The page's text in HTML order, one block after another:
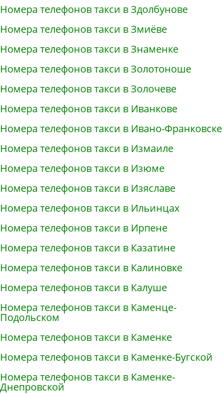
Номера телефонов такси в Здолбунове
Номера телефонов такси в Змиёве
Номера телефонов такси в Знаменке
Номера телефонов такси в Золотоноше
Номера телефонов такси в Золочеве
Номера телефонов такси в Иванкове
Номера телефонов такси в Ивано-Франковске
Номера телефонов такси в Измаиле
Номера телефонов такси в Изюме
Номера телефонов такси в Изяславе
Номера телефонов такси в Ильинцах
Номера телефонов такси в Ирпене
Номера телефонов такси в Казатине
Номера телефонов такси в Калиновке
Номера телефонов такси в Калуше
Номера телефонов такси в Каменце-
Подольском
Номера телефонов такси в Каменке
Номера телефонов такси в Каменке-Бугской
Номера телефонов такси в Каменке-
Днепровской